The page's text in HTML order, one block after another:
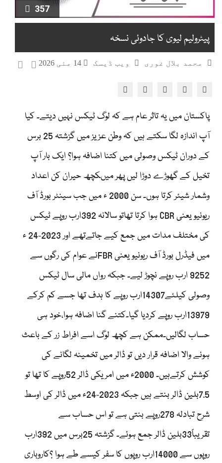
357
پیٹرولیم لیوی کا جادوئی نسخہ
محمد بلال غوری ویب ڈیسک
پاکستان میں یہ تاثر عام ہے کہ لوگ ٹیکس نہیں دیتے۔ کیا
آپ اندازہ لگا سکتے ہیں کہ وطن عزیز میں گزشتہ 25 برس
کے دوران ٹیکس وصولی میں کتنا اضافہ ہوا؟ ایک بار آپ
تخیل کے گھوڑے دوڑا لیں پھر میںکچھ حیران کن اعداد
وشمار شیئر کرتا ہوں۔ سن 2000 ء میں جب سینٹر بورڈ آف
ریونیو یعنی CBR ہوا کرتا تھاتو سالانہ 392ارب روپے ٹیکس
کی مختلف مدات میں جمع کیے جاتےتھے اور 2023-24 ء
میں فیڈرل بورڈ آف ریونیو یعنی FBRنے عوام کی رگوں سے
9252 ارب روپے نچوڑ لیے۔ جبکہ رواں مالی سال ٹیکس
وصولی کیلئے14307ارب روپے کا ہدف تھا جسے کم کرکے
13979ارب روپے کردیا گیا۔کتنے گنا اضافہ ہوا،خود ہی
حساب لگالیں۔ممکن ہے کچھ لوگ اسے افراط زر کے باعث
ہونے والا اضافہ قرار دیں تو ڈالر میں تخمینہ لگانے کی
کوشش کرتےہیں۔ 2000ء میں امریکی ڈالر 52روپے کا تھا تو
7.5بلین ڈالر بنتے ہیں جبکہ 2023-24ء میں ڈالر کی اوسط
شرح تبادلہ 278روپے بنتی ہے تو اس حساب سے
تقریباً33بلین ڈالر جمع ہوئے۔ گزشتہ 25برس میں 392ارب
روپوں سے 14000ارب روپوں کا سفر کیسے طے ہوا ؟کاروباری